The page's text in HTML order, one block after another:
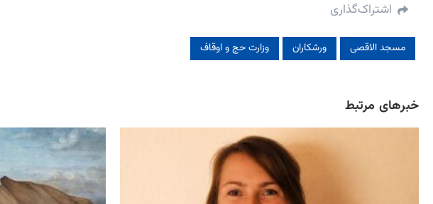
اشتراک‌گذاری
مسجد الاقصی ورشکاران وزارت حج و اوقاف
خبرهای مرتبط